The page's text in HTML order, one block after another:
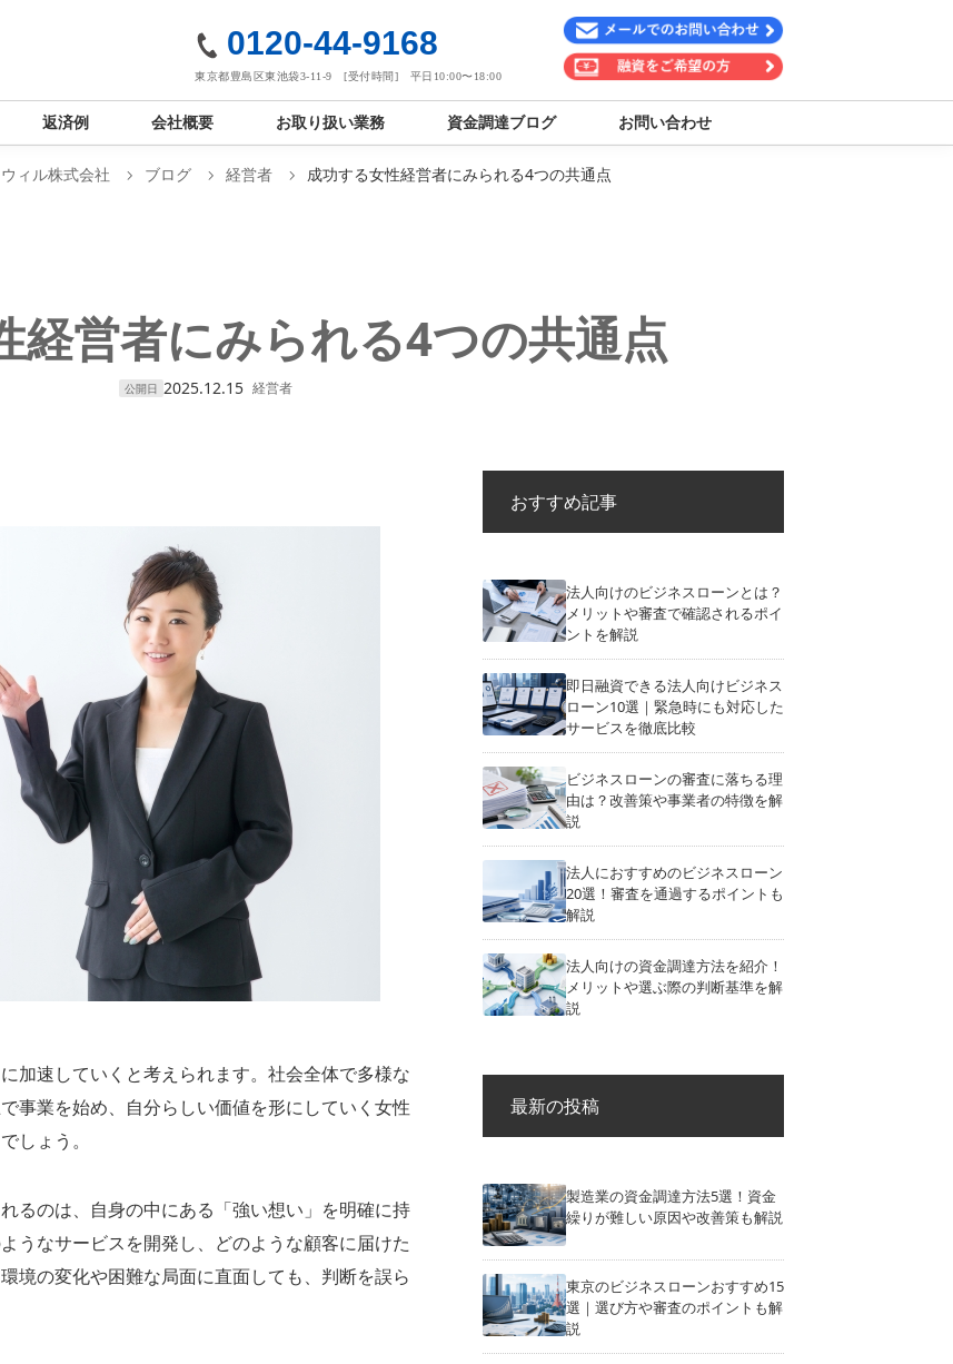
0120-44-9168
東京都豊島区東池袋3-11-9 [受付時間] 平日10:00〜18:00
返済例 会社概要 お取り扱い業務 資金調達ブログ お問い合わせ
ィル株式会社 ブログ 経営者 成功する女性経営者にみられる4つの共通点
経営者にみられる4つの共通点
公開日 2025.12.15 経営者
加速していくと考えられます。社会全体で多様な
事業を始め、自分らしい価値を形にしていく女性
しょう。
るのは、自身の中にある「強い想い」を明確に持
うなサービスを開発し、どのような顧客に届けた
境の変化や困難な局面に直面しても、判断を誤ら
おすすめ記事
法人向けのビジネスローンとは？
メリットや審査で確認されるポイ
ントを解説
即日融資できる法人向けビジネス
ローン10選｜緊急時にも対応した
サービスを徹底比較
ビジネスローンの審査に落ちる理
由は？改善策や事業者の特徴を解
説
法人におすすめのビジネスローン
20選！審査を通過するポイントも
解説
法人向けの資金調達方法を紹介！
メリットや選ぶ際の判断基準を解
説
最新の投稿
製造業の資金調達方法5選！資金
繰りが難しい原因や改善策も解説
東京のビジネスローンおすすめ15
選｜選び方や審査のポイントも解
説